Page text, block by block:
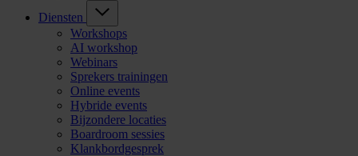
Diensten
Workshops
AI workshop
Webinars
Sprekers trainingen
Online events
Hybride events
Bijzondere locaties
Boardroom sessies
Klankbordgesprek